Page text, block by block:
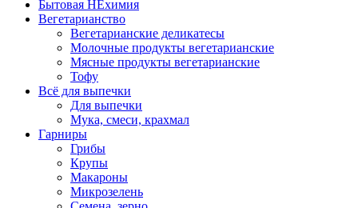
Бытовая НЕхимия
Вегетарианство
Вегетарианские деликатесы
Молочные продукты вегетарианские
Мясные продукты вегетарианские
Тофу
Всё для выпечки
Для выпечки
Мука, смеси, крахмал
Гарниры
Грибы
Крупы
Макароны
Микрозелень